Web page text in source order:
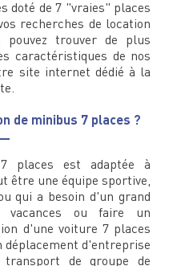
doté de 7 "vraies" places
recherches de location
trouver de plus
caractéristiques de nos
site internet dédié à la
de minibus 7 places ?
places est adaptée à
être une équipe sportive,
qui a besoin d'un grand
ou faire un
d'une voiture 7 places
déplacement d'entreprise
de groupe de